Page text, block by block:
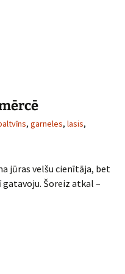
, garneles, lasis,
jūras velšu cienītāja, bet
Šoreiz atkal –
mērcē